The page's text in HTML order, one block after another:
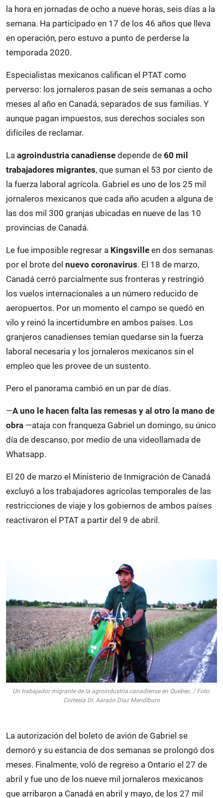
la hora en jornadas de ocho a nueve horas, seis días a la
semana. Ha participado en 17 de los 46 años que lleva
en operación, pero estuvo a punto de perderse la
temporada 2020.
Especialistas mexicanos califican el PTAT como
perverso: los jornaleros pasan de seis semanas a ocho
meses al año en Canadá, separados de sus familias. Y
aunque pagan impuestos, sus derechos sociales son
difíciles de reclamar.
La agroindustria canadiense depende de 60 mil
trabajadores migrantes, que suman el 53 por ciento de
la fuerza laboral agrícola. Gabriel es uno de los 25 mil
jornaleros mexicanos que cada año acuden a alguna de
las dos mil 300 granjas ubicadas en nueve de las 10
provincias de Canadá.
Le fue imposible regresar a Kingsville en dos semanas
por el brote del nuevo coronavirus. El 18 de marzo,
Canadá cerró parcialmente sus fronteras y restringió
los vuelos internacionales a un número reducido de
aeropuertos. Por un momento el campo se quedó en
vilo y reinó la incertidumbre en ambos países. Los
granjeros canadienses temían quedarse sin la fuerza
laboral necesaria y los jornaleros mexicanos sin el
empleo que les provee de un sustento.
Pero el panorama cambió en un par de días.
—A uno le hacen falta las remesas y al otro la mano de
obra —ataja con franqueza Gabriel un domingo, su único
día de descanso, por medio de una videollamada de
Whatsapp.
El 20 de marzo el Ministerio de Inmigración de Canadá
excluyó a los trabajadores agrícolas temporales de las
restricciones de viaje y los gobiernos de ambos países
reactivaron el PTAT a partir del 9 de abril.
Un trabajador migrante de la agroindustria canadiense en Quebec. / Foto:
Cortesía Dr. Aaraón Díaz Mendiburo
La autorización del boleto de avión de Gabriel se
demoró y su estancia de dos semanas se prolongó dos
meses. Finalmente, voló de regreso a Ontario el 27 de
abril y fue uno de los nueve mil jornaleros mexicanos
que arribaron a Canadá en abril y mayo, de los 27 mil